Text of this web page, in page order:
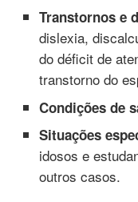
Transtornos e
dislexia,
do déficit de
transtorno do
Condições de
Situações
idosos e
outros casos.